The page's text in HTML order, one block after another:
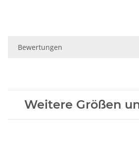
Bewertungen
Weitere Größen